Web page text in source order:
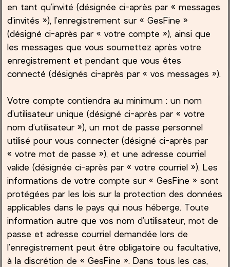
en tant qu’invité (désignée ci-après par « messages
d’invités »), l’enregistrement sur « GesFine »
(désigné ci-après par « votre compte »), ainsi que
les messages que vous soumettez après votre
enregistrement et pendant que vous êtes
connecté (désignés ci-après par « vos messages »).
Votre compte contiendra au minimum : un nom
d’utilisateur unique (désigné ci-après par « votre
nom d’utilisateur »), un mot de passe personnel
utilisé pour vous connecter (désigné ci-après par
« votre mot de passe »), et une adresse courriel
valide (désignée ci-après par « votre courriel »). Les
informations de votre compte sur « GesFine » sont
protégées par les lois sur la protection des données
applicables dans le pays qui nous héberge. Toute
information autre que vos nom d’utilisateur, mot de
passe et adresse courriel demandée lors de
l’enregistrement peut être obligatoire ou facultative,
à la discrétion de « GesFine ». Dans tous les cas,